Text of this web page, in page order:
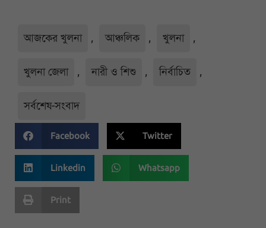
আজকের খুলনা , আঞ্চলিক , খুলনা ,
খুলনা জেলা , নারী ও শিশু , নির্বাচিত ,
সর্বশেষ-সংবাদ
Facebook Twitter
Linkedin Whatsapp
Print